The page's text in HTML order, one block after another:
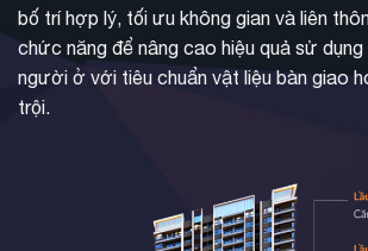
bố trí hợp lý, tối ưu không gian và liên
chức năng để nâng cao hiệu quả sử
người ở với tiêu chuẩn vật liệu bàn giao
trội.